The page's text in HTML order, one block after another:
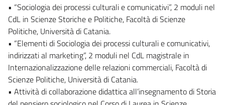
• “Sociologia dei processi culturali e comunicativi”, 2 moduli nel
CdL in Scienze Storiche e Politiche, Facoltà di Scienze
Politiche, Università di Catania.
• “Elementi di Sociologia dei processi culturali e comunicativi,
indirizzati al marketing”, 2 moduli nel CdL magistrale in
Internazionalizzazione delle relazioni commerciali, Facoltà di
Scienze Politiche, Università di Catania.
• Attività di collaborazione didattica all’insegnamento di Storia